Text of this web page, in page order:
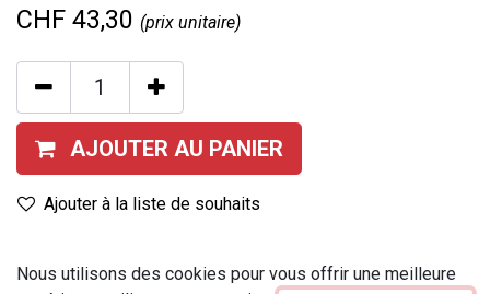
CHF 43,30 (prix unitaire)
AJOUTER AU PANIER
Ajouter à la liste de souhaits
Nous utilisons des cookies pour vous offrir une meilleure